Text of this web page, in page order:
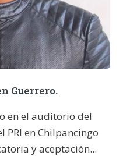
Guerrero.
en el auditorio del
en Chilpancingo
y aceptación...